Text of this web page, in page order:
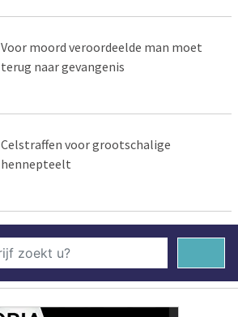
Voor moord veroordeelde man moet
terug naar gevangenis
Celstraffen voor grootschalige
hennepteelt